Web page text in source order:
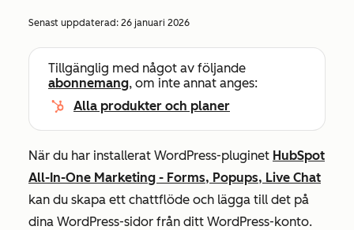
Senast uppdaterad: 26 januari 2026
Tillgänglig med något av följande
abonnemang, om inte annat anges:
Alla produkter och planer
När du har installerat WordPress-pluginet HubSpot
All-In-One Marketing - Forms, Popups, Live Chat
kan du skapa ett chattflöde och lägga till det på
dina WordPress-sidor från ditt WordPress-konto.